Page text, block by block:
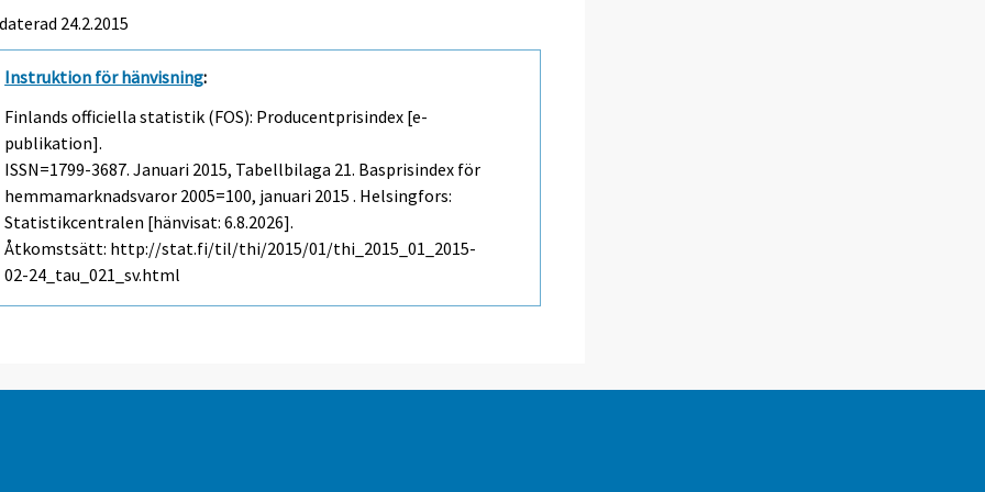
24.2.2015
Instruktion för hänvisning:
Finlands officiella statistik (FOS): Producentprisindex [e-
publikation].
ISSN=1799-3687.Januari 2015, Tabellbilaga 21. Basprisindex för
hemmamarknadsvaror 2005=100, januari 2015 . Helsingfors:
Statistikcentralen [hänvisat: 6.8.2026].
Åtkomstsätt: http://stat.fi/til/thi/2015/01/thi_2015_01_2015-
02-24_tau_021_sv.html